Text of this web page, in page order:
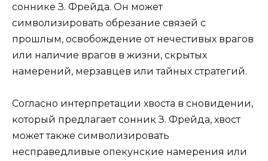
соннике З. Фрейда. Он может
символизировать обрезание связей с
прошлым, освобождение от нечестивых врагов
или наличие врагов в жизни, скрытых
намерений, мерзавцев или тайных стратегий.
Согласно интерпретации хвоста в сновидении,
который предлагает сонник З. Фрейда, хвост
может также символизировать
несправедливые опекунские намерения или